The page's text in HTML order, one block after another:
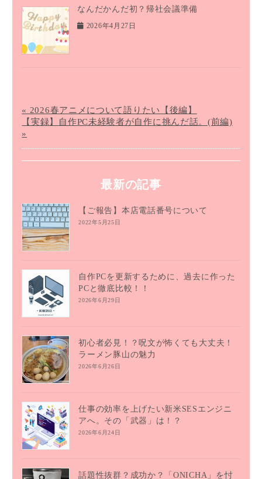
なんだかんだ初？帰社会議準備
2026年4月27日
« 2026春アニメについて語りたい【後編】
【実録】自作PC未経験者が自作に挑んだ話。(前編)
»
最新の記事
【ご報告】本店電話番号について
2022年5月25日
自作PCを更新するために、過去に作った
PCと徹底比較！！
2026年6月29日
初心者必見！？呪文が怖くても大丈夫！
ラーメン豚山の魅力
2026年6月26日
仕事の効率を上げたい新米SESエンジニ
アへ。その「武器」は！？
2026年6月24日
話題性抜群？成功か？「ONICHA」を忖